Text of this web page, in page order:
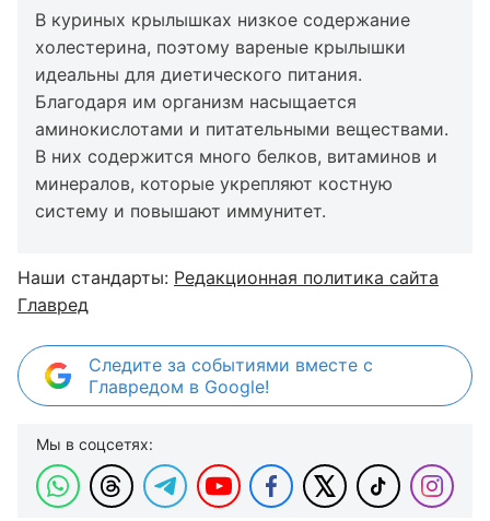
В куриных крылышках низкое содержание
холестерина, поэтому вареные крылышки
идеальны для диетического питания.
Благодаря им организм насыщается
аминокислотами и питательными веществами.
В них содержится много белков, витаминов и
минералов, которые укрепляют костную
систему и повышают иммунитет.
Наши стандарты: Редакционная политика сайта
Главред
Следите за событиями вместе с
Главредом в Google!
Мы в соцсетях: